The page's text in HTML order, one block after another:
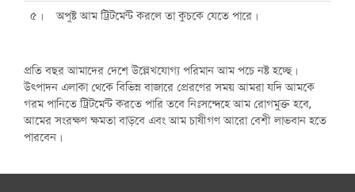
৫। অপুষ্ট আম ট্রিটমেন্ট করলে তা কুচকে যেতে পারে।
প্রতি বছর আমাদের দেশে উল্লেখযোগ্য পরিমান আম পচে নষ্ট হচ্ছে।
উৎপাদন এলাকা থেকে বিভিন্ন বাজারে প্রেরণের সময় আমরা যদি আমকে
গরম পানিতে ট্রিটমেন্ট করতে পারি তবে নিঃসন্দেহে আম রোগমুক্ত হবে,
আমের সংরক্ষণ ক্ষমতা বাড়বে এবং আম চাষীগণ আরো বেশী লাভবান হতে
পারবেন।